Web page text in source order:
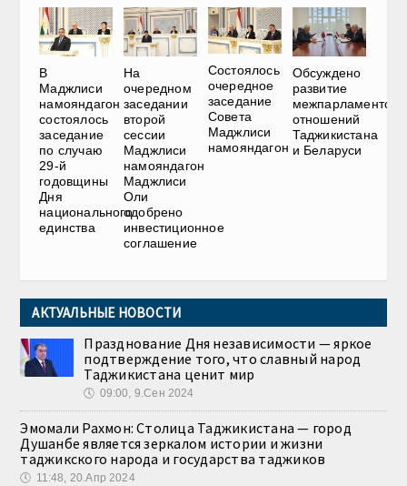
В
Маджлиси
намояндагон
состоялось
заседание
по случаю
29-й
годовщины
Дня
национального
единства
На
очередном
заседании
второй
сессии
Маджлиси
намояндагон
Маджлиси
Оли
одобрено
инвестиционное
соглашение
Состоялось
очередное
заседание
Совета
Маджлиси
намояндагон
Обсуждено
развитие
отношений
Таджикистана
и Беларуси
АКТУАЛЬНЫЕ НОВОСТИ
Празднование Дня независимости — яркое
подтверждение того, что славный народ
Таджикистана ценит мир
🕔 09:00, 9.Сен 2024
Эмомали Рахмон: Столица Таджикистана — город
Душанбе является зеркалом истории и жизни
таджикского народа и государства таджиков
🕔 11:48, 20.Апр 2024